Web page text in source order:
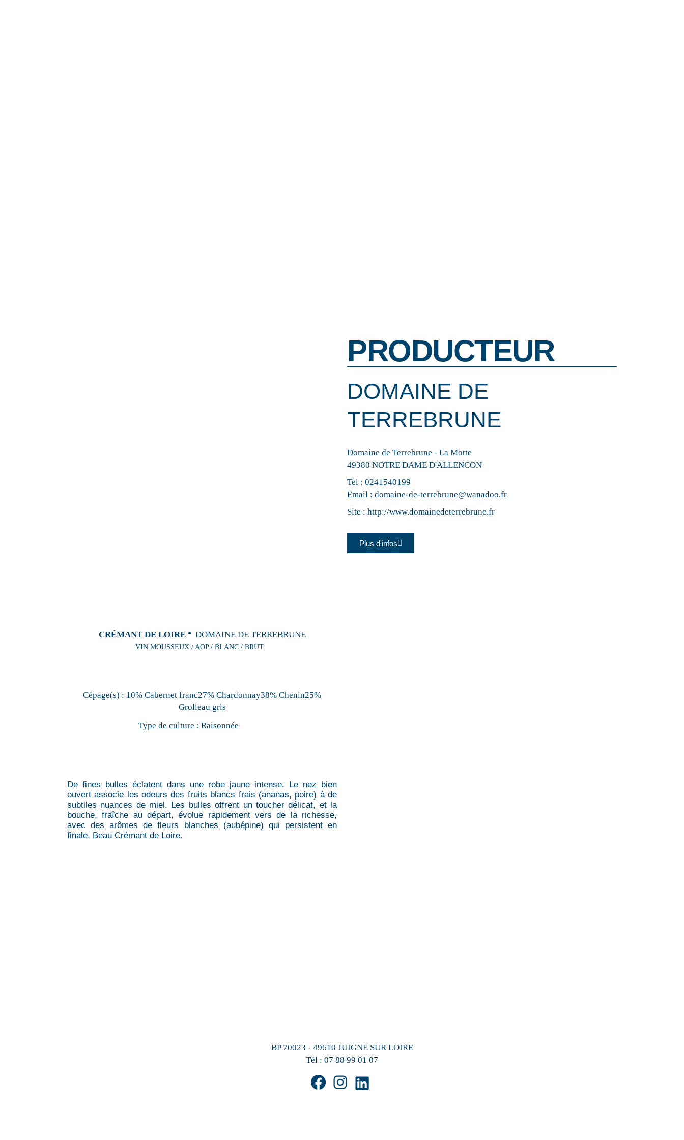
CRÉMANT DE LOIRE DOMAINE DE TERREBRUNE
VIN MOUSSEUX / AOP / BLANC / BRUT
Cépage(s) : 10% Cabernet franc27% Chardonnay38% Chenin25%
Grolleau gris
Type de culture : Raisonnée
De fines bulles éclatent dans une robe jaune intense. Le nez bien
ouvert associe les odeurs des fruits blancs frais (ananas, poire) à de
subtiles nuances de miel. Les bulles offrent un toucher délicat, et la
bouche, fraîche au départ, évolue rapidement vers de la richesse,
avec des arômes de fleurs blanches (aubépine) qui persistent en
finale. Beau Crémant de Loire.
PRODUCTEUR
DOMAINE DE
TERREBRUNE
Domaine de Terrebrune - La Motte
49380 NOTRE DAME D'ALLENCON
Tel : 0241540199
Email : domaine-de-terrebrune@wanadoo.fr
Site : http://www.domainedeterrebrune.fr
Plus d'infos
BP 70023 - 49610 JUIGNE SUR LOIRE
Tél : 07 88 99 01 07